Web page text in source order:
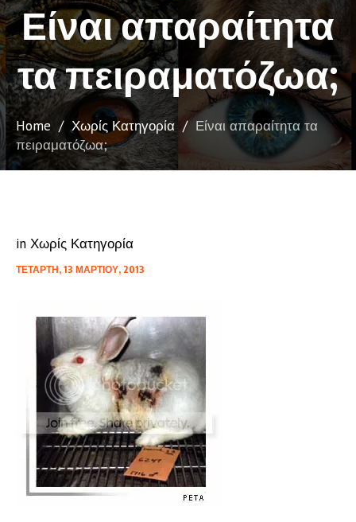
Είναι απαραίτητα
τα πειραματόζωα;
Home / Χωρίς Κατηγορία / Είναι απαραίτητα τα
πειραματόζωα;
in Χωρίς Κατηγορία
ΤΕΤΆΡΤΗ, 13 ΜΑΡΤΊΟΥ, 2013